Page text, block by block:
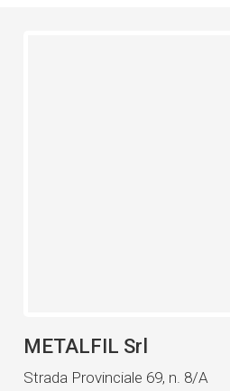
METALFIL Srl
Strada Provinciale 69, n. 8/A